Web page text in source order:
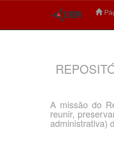
A missão do
reunir,
administrativa)